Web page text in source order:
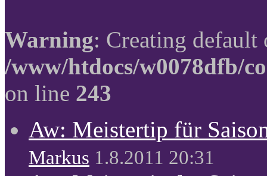
Warning: Creating
/www/htdocs/w0078dfb/
on line 243
Aw: Meistertip für
Markus 1.8.2011 20:31